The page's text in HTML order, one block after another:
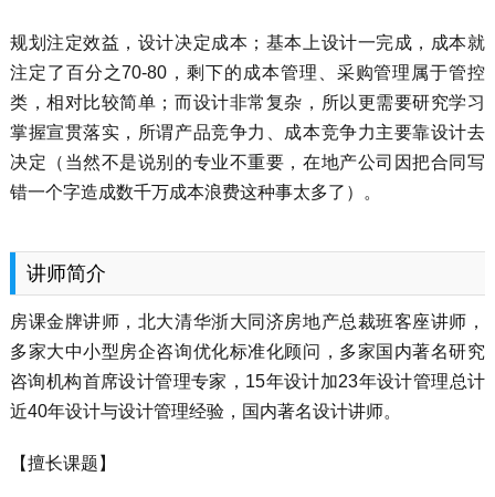
规划注定效益，设计决定成本；基本上设计一完成，成本就
注定了百分之70-80，剩下的成本管理、采购管理属于管控
类，相对比较简单；而设计非常复杂，所以更需要研究学习
掌握宣贯落实，所谓产品竞争力、成本竞争力主要靠设计去
决定（当然不是说别的专业不重要，在地产公司因把合同写
错一个字造成数千万成本浪费这种事太多了）。
讲师简介
房课金牌讲师，北大清华浙大同济房地产总裁班客座讲师，
多家大中小型房企咨询优化标准化顾问，多家国内著名研究
咨询机构首席设计管理专家，15年设计加23年设计管理总计
近40年设计与设计管理经验，国内著名设计讲师。
【擅长课题】